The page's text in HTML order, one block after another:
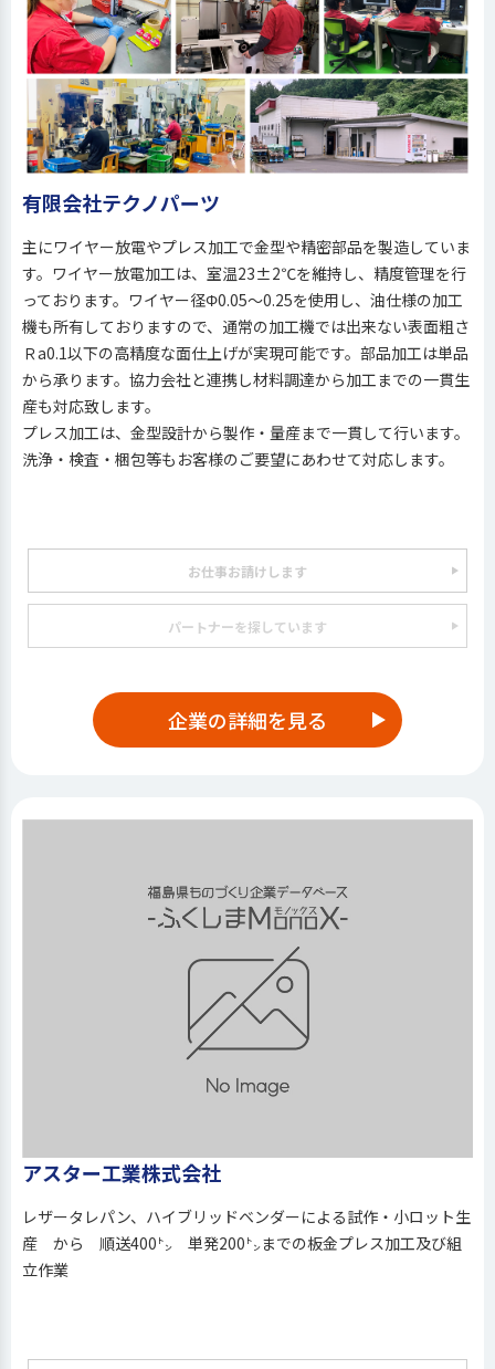
有限会社テクノパーツ
主にワイヤー放電やプレス加工で金型や精密部品を製造していま
す。ワイヤー放電加工は、室温23±2℃を維持し、精度管理を行
っております。ワイヤー径Φ0.05～0.25を使用し、油仕様の加工
機も所有しておりますので、通常の加工機では出来ない表面粗さ
Ｒa0.1以下の高精度な面仕上げが実現可能です。部品加工は単品
から承ります。協力会社と連携し材料調達から加工までの一貫生
産も対応致します。
プレス加工は、金型設計から製作・量産まで一貫して行います。
洗浄・検査・梱包等もお客様のご要望にあわせて対応します。
お仕事お請けします
パートナーを探しています
企業の詳細を見る
アスター工業株式会社
レザータレパン、ハイブリッドベンダーによる試作・小ロット生
産 から 順送400㌧ 単発200㌧までの板金プレス加工及び組
立作業